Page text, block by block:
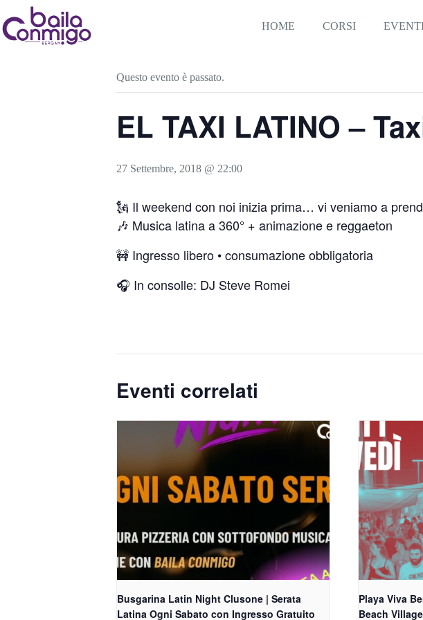
al
contenuto
HOME CORSI
Questo evento è passato.
EL TAXI LATINO –
27 Settembre, 2018 @ 22:00
🗽 Il weekend con noi inizia prima… vi veniamo a
🎶 Musica latina a 360° + animazione e reggaeton
🚧 Ingresso libero • consumazione obbligatoria
🎧 In consolle: DJ Steve Romei
Eventi correlati
Busgarina Latin Night Clusone | Serata
Latina Ogni Sabato con Ingresso Gratuito
Playa Viva
Beach